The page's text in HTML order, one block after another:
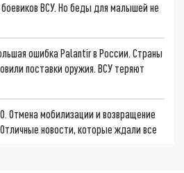
ВСУ. Но беды для малышей не
ошибка Palantir в России. Страны
поставки оружия. ВСУ теряют
Отмена мобилизации и возвращение
новости, которые ждали все